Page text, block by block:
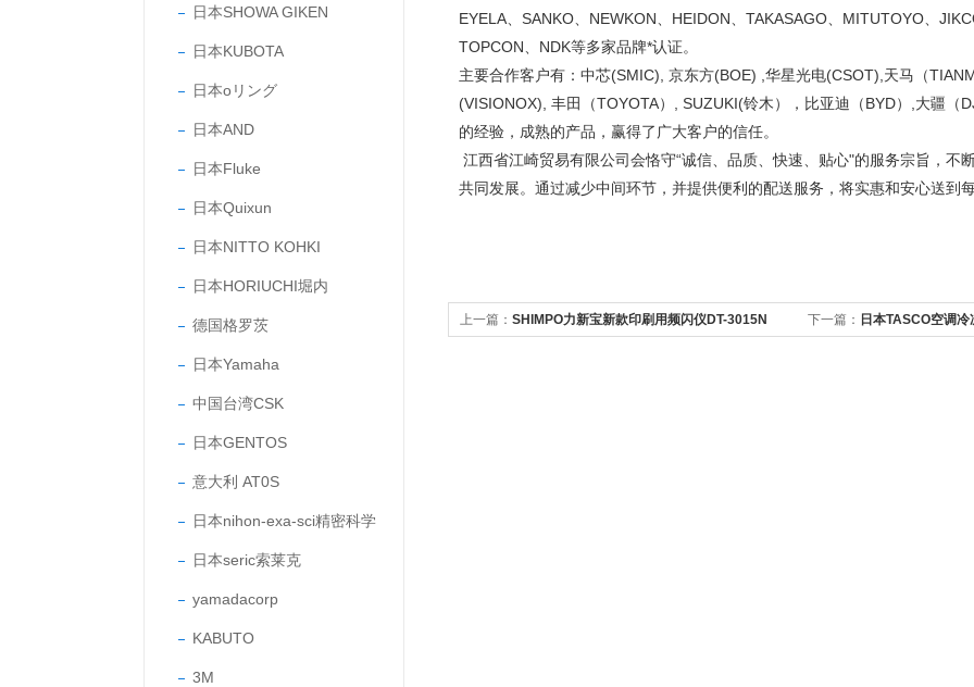
日本SHOWA GIKEN
日本KUBOTA
日本oリング
日本AND
日本Fluke
日本Quixun
日本NITTO KOHKI
日本HORIUCHI堀内
德国格罗茨
日本Yamaha
中国台湾CSK
日本GENTOS
意大利 AT0S
日本nihon-exa-sci精密科学
日本seric索莱克
yamadacorp
KABUTO
3M
EYELA、SANKO、NEWKON、HEIDON、TAKASAGO、MITUTOYO、
TOPCON、NDK等多家品牌*认证。
主要合作客户有：中芯(SMIC), 京东方(BOE) ,华星光电(CSOT),天马（
(VISIONOX), 丰田（TOYOTA）, SUZUKI(铃木），比亚迪（BYD）,大疆（
的经验，成熟的产品，赢得了广大客户的信任。
江西省江崎贸易有限公司会恪守“诚信、品质、快速、贴心"的服务宗旨，不
共同发展。通过减少中间环节，并提供便利的配送服务，将实惠和安心送到
上一篇： SHIMPO力新宝新款印刷用频闪仪DT-3015N 下一篇： 日本TASCO空调